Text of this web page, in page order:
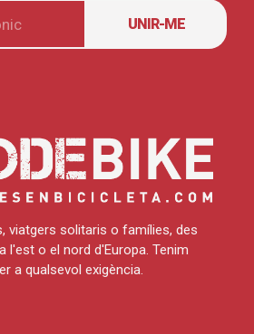
UNIR-ME
viatgers solitaris o famílies, des
l'est o el nord d'Europa. Tenim
a qualsevol exigència.